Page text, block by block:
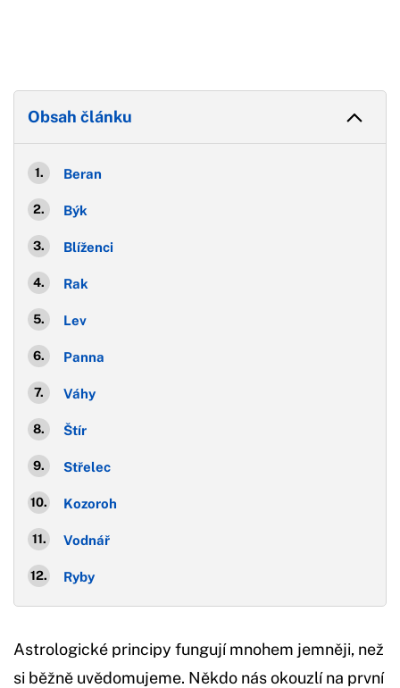
Obsah článku
Beran
Býk
Blíženci
Rak
Lev
Panna
Váhy
Štír
Střelec
Kozoroh
Vodnář
Ryby
Astrologické principy fungují mnohem jemněji, než
si běžně uvědomujeme. Někdo nás okouzlí na první